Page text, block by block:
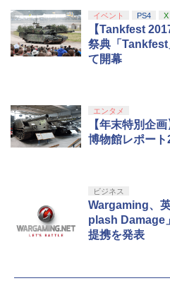
イベント PS4 X
【Tankfest
祭典「Tankfest
て開幕
エンタメ
【年末特別企
博物館レポー
ビジネス
Wargaming、
plash Damage
提携を発表